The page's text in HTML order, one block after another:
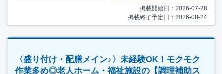
掲載開始日：2026-07-28
掲載終了予定日：2026-08-24
〈盛り付け・配膳メイン♪〉未経験OK！モクモク
作業多め◎老人ホーム・福祉施設の【調理補助ス